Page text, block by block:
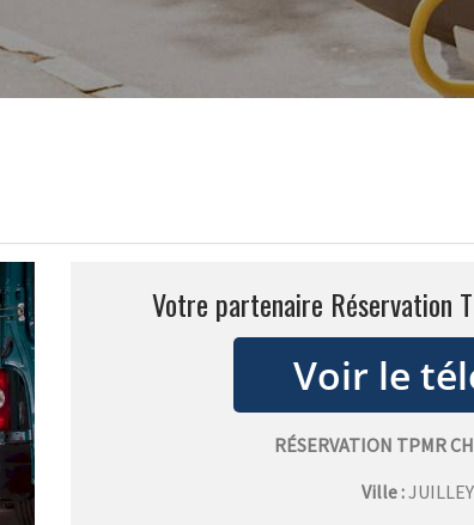
Votre partenaire Réservation
RÉSERVATION TPMR
Ville :JUILLEY